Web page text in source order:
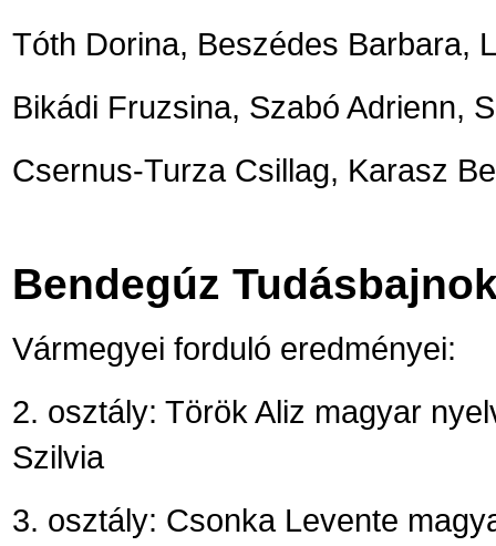
Tóth Dorina, Beszédes Barbara,
Bikádi Fruzsina, Szabó Adrienn,
Csernus-Turza Csillag, Karasz
Bendegúz
Vármegyei forduló eredményei:
2. osztály: Török Aliz magyar
Szilvia
3. osztály: Csonka Levente